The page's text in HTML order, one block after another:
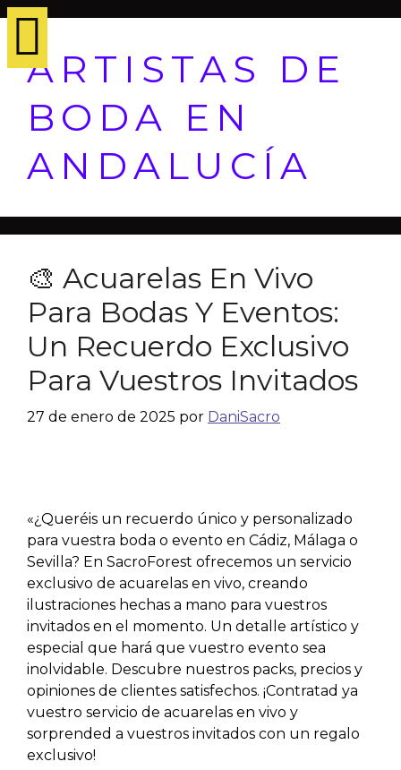
ARTISTAS DE
BODA EN
ANDALUCÍA
🎨 Acuarelas En Vivo
Para Bodas Y Eventos:
Un Recuerdo Exclusivo
Para Vuestros Invitados
27 de enero de 2025 por DaniSacro
«¿Queréis un recuerdo único y personalizado
para vuestra boda o evento en Cádiz, Málaga o
Sevilla? En SacroForest ofrecemos un servicio
exclusivo de acuarelas en vivo, creando
ilustraciones hechas a mano para vuestros
invitados en el momento. Un detalle artístico y
especial que hará que vuestro evento sea
inolvidable. Descubre nuestros packs, precios y
opiniones de clientes satisfechos. ¡Contratad ya
vuestro servicio de acuarelas en vivo y
sorprended a vuestros invitados con un regalo
exclusivo!